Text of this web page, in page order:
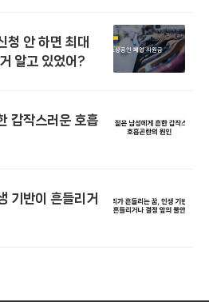
청 안 하면 최대
알고 있었어?
갑작스러운 호흡
기반이 흔들리거